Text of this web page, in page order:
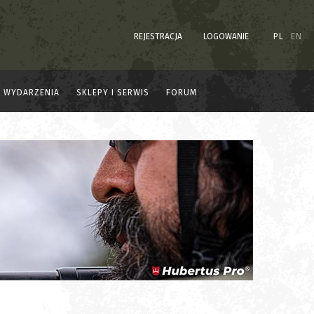
REJESTRACJA LOGOWANIE PL EN
WYDARZENIA SKLEPY I SERWIS FORUM